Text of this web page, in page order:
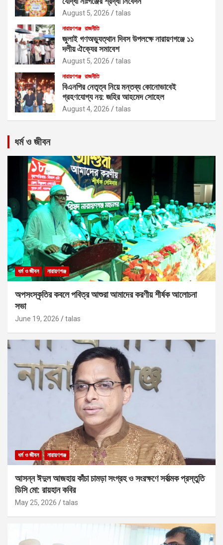
August 5, 2026 talas
নারায়ণগঞ্জ রাজনীতি
জুলাই গণঅভ্যুত্থান দিবস উপলক্ষে নারায়ণগঞ্জে ১১
দলীয় ঐক্যের সমাবেশ
August 5, 2026 talas
নারায়ণগঞ্জ রাজনীতি
বিএনপির নেতৃত্ব নিয়ে মন্তব্য কোনোভাবেই
গ্রহণযোগ্য নয়: জহির আহমেদ সোহেল
August 4, 2026 talas
ধর্ম ও জীবন
ধর্ম ও জীবন নারায়ণগঞ্জ
অপসংস্কৃতির কবলে পবিত্র আশুরা আমাদের করণীয় শীর্ষক আলোচনা
সভা
June 19, 2026 talas
ধর্ম ও জীবন নারায়ণগঞ্জ
আসন্ন ঈদুল আজহায় কাঁচা চামড়া সংগ্রহ ও সংরক্ষণে সর্বাত্মক প্রস্তুতি
ডিসি মো: রায়হান কবির
May 25, 2026 talas